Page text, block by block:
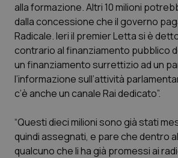
Campania
Emilia-Romagna
Friuli Venezia Giulia
Liguria
Car-T
Colesterolo & coronaropatie
Dermatite Atopica
Disturbi dell’umore
alla formazione. Altri 10 milioni
dalla concessione che il governo
Radicale. Ieri il premier Letta si è
contrario al finanziamento pubblico
un finanziamento surrettizio ad un
l’informazione sull’attività
c’è anche un canale Rai dedicato”.
“Questi dieci milioni sono già stati
quindi assegnati, e pare che dentro
qualcuno che li ha già promessi ai